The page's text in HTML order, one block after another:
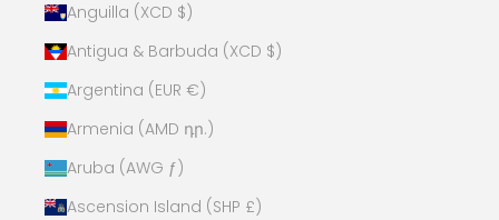
Anguilla (XCD $)
Antigua & Barbuda (XCD $)
Argentina (EUR €)
Armenia (AMD դր.)
Aruba (AWG ƒ)
Ascension Island (SHP £)